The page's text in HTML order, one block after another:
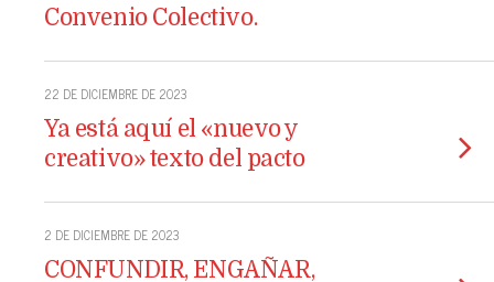
Convenio Colectivo.
22 DE DICIEMBRE DE 2023
Ya está aquí el «nuevo y
creativo» texto del pacto
2 DE DICIEMBRE DE 2023
CONFUNDIR, ENGAÑAR,